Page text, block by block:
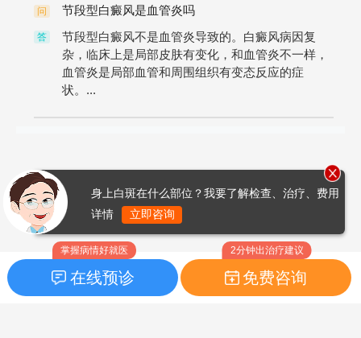
问 节段型白癜风是血管炎吗
答
节段型白癜风不是血管炎导致的。白癜风病因复
杂，临床上是局部皮肤有变化，和血管炎不一样，
血管炎是局部血管和周围组织有变态反应的症
状。...
掌握病情好就医
在线预诊
2分钟出治疗建议
免费咨询
身上白斑在什么部位？我要了解检查、治疗、费用
详情
立即咨询